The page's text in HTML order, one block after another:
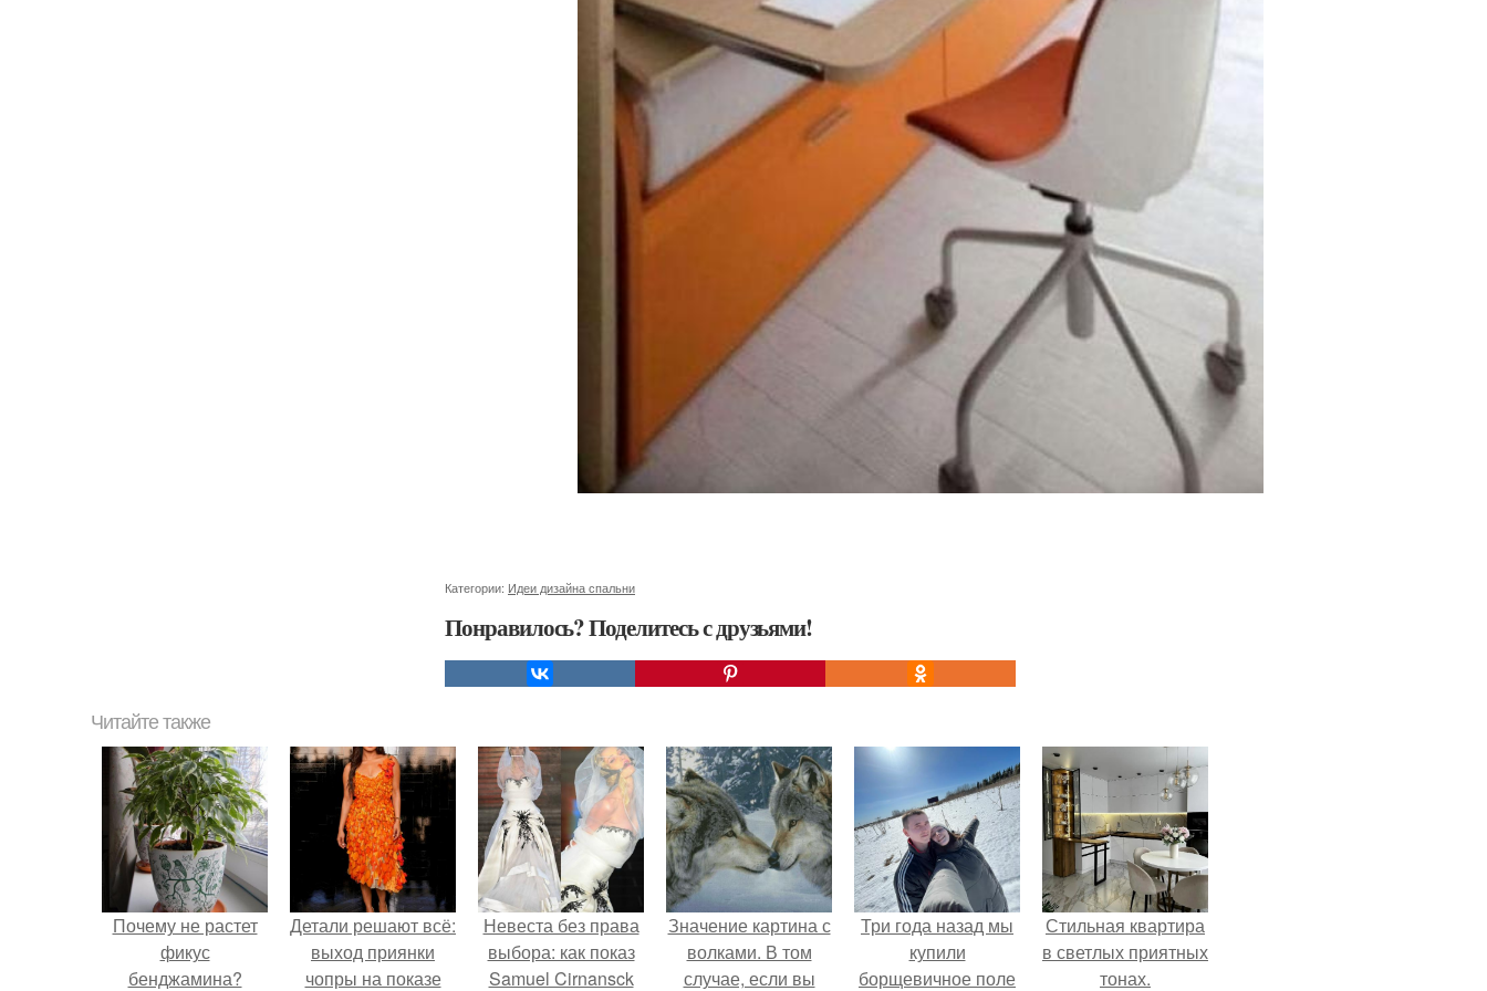
Категории: Идеи дизайна спальни
Понравилось? Поделитесь с друзьями!
Читайте также
Почему не растет
фикус
бенджамина?
Детали решают всё:
выход приянки
чопры на показе
Невеста без права
выбора: как показ
Samuel Cirnansck
Значение картина с
волками. В том
случае, если вы
Три года назад мы
купили
борщевичное поле
Стильная квартира
в светлых приятных
тонах.